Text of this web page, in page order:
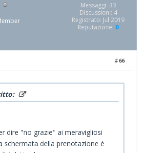
Messaggi: 33
Discussioni: 4
Registrato: Jul 2019
Reputazione: 0
#66
dire "no grazie" ai meravigliosi
schermata della prenotazione è